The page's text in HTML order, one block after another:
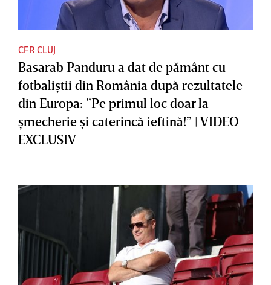
CFR CLUJ
Basarab Panduru a dat de pământ cu
fotbaliştii din România după rezultatele
din Europa: ”Pe primul loc doar la
şmecherie şi caterincă ieftină!” | VIDEO
EXCLUSIV